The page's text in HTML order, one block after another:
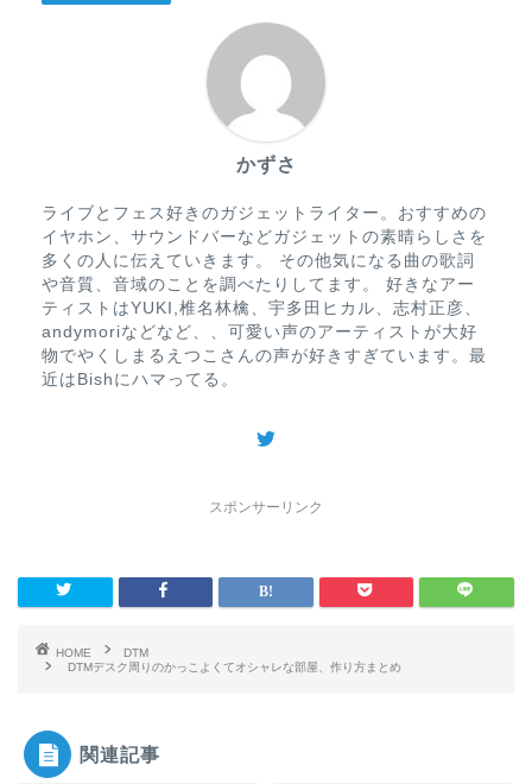
かずさ
ライブとフェス好きのガジェットライター。おすすめの
イヤホン、サウンドバーなどガジェットの素晴らしさを
多くの人に伝えていきます。 その他気になる曲の歌詞
や音質、音域のことを調べたりしてます。 好きなアー
ティストはYUKI,椎名林檎、宇多田ヒカル、志村正彦、
andymoriなどなど、、可愛い声のアーティストが大好
物でやくしまるえつこさんの声が好きすぎています。最
近はBishにハマってる。
スポンサーリンク
HOME
DTM
DTMデスク周りのかっこよくてオシャレな部屋、作り方まとめ
関連記事